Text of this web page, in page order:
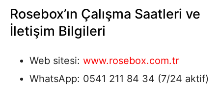
Rosebox’ın Çalışma Saatleri ve
İletişim Bilgileri
Web sitesi: www.rosebox.com.tr
WhatsApp: 0541 211 84 34 (7/24 aktif)